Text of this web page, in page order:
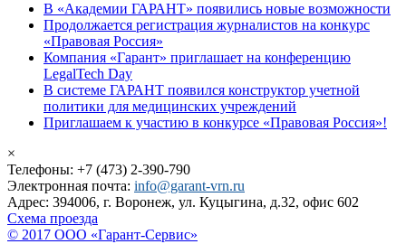
В «Академии ГАРАНТ» появились новые возможности
Продолжается регистрация журналистов на конкурс
«Правовая Россия»
Компания «Гарант» приглашает на конференцию
LegalTech Day
В системе ГАРАНТ появился конструктор учетной
политики для медицинских учреждений
Приглашаем к участию в конкурсе «Правовая Россия»!
×
Телефоны: +7 (473) 2-390-790
Электронная почта: info@garant-vrn.ru
Адрес: 394006, г. Воронеж, ул. Куцыгина, д.32, офис 602
Схема проезда
© 2017 ООО «Гарант-Сервис»